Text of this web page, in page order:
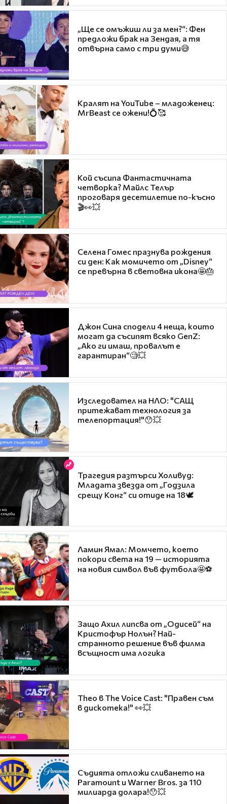
„Ще се омъжиш ли за мен?“: Фен
предложи брак на Зендая, а тя
отвърна само с три думи😅
Кралят на YouTube – младоженец:
MrBeast се ожени!💍🥰
Кой съсипа Фантастичната
четворка? Майлс Телър
проговаря десетилетие по-късно
🎬👀💥
Селена Гомес празнува рождения
си ден: Как момичето от „Disney“
се превърна в световна икона🤩🎂
Джон Сина сподели 4 неща, които
могат да съсипят всяко GenZ:
„Ако ги имаш, провалът е
гарантиран“🧐💥
Изследовател на НЛО: "САЩ
притежават технология за
телепортация!"😯💥
Трагедия разтърси Холивуд:
Младата звезда от „Годзила
срещу Конг“ си отиде на 18🕊️
Ламин Ямал: Момчето, което
покори света на 19 — историята
на новия символ във футбола🤩⚽
Защо Ахил липсва от „Одисей“ на
Кристофър Нолън? Най-
странното решение във филма
всъщност има логика
Theo в The Voice Cast: "Правен съм
в дискотека!" 👀💥
Съдията отложи сливането на
Paramount и Warner Bros. за 110
милиарда долара!😯💥